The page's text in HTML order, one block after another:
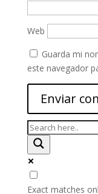
Web
Guarda mi
este navegador
Exact matches